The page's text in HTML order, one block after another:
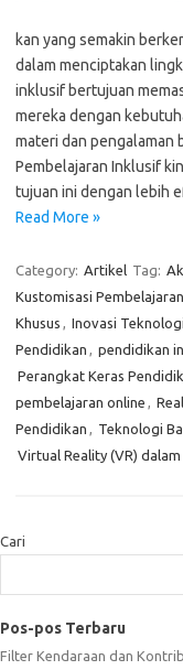
kan yang semakin
dalam menciptakan
inklusif bertujuan
mereka dengan
materi dan pengalaman
Pembelajaran Inklusif
tujuan ini dengan lebih
Read More »
Category: Artikel Tag:
Kustomisasi Pembelajaran
Khusus , Inovasi
Pendidikan , pendidikan
Perangkat Keras
pembelajaran online ,
Pendidikan , Teknologi
Virtual Reality (VR)
Cari
Pos-pos Terbaru
Filter Kendaraan dan